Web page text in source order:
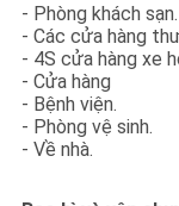
- Phòng khách sạn.
- Các cửa hàng
- 4S cửa hàng xe
- Cửa hàng
- Bệnh viện.
- Phòng vệ sinh.
- Về nhà.